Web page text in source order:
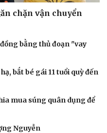
chặn vận chuyển
bằng thủ đoạn "vay
bắt bé gái 11 tuổi quỳ đến
mua súng quân dụng để
Nguyễn